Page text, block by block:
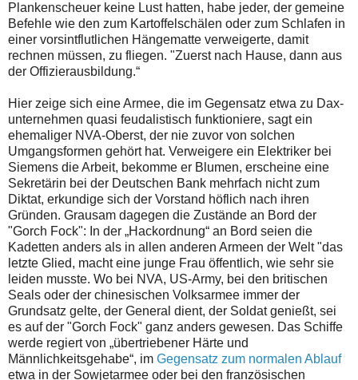
Plankenscheuer keine Lust hatten, habe jeder, der gemeine
Befehle wie den zum Kartoffelschälen oder zum Schlafen in
einer vorsintflutlichen Hängematte verweigerte, damit
rechnen müssen, zu fliegen. "Zuerst nach Hause, dann aus
der Offizierausbildung.“
Hier zeige sich eine Armee, die im Gegensatz etwa zu Dax-
unternehmen quasi feudalistisch funktioniere, sagt ein
ehemaliger NVA-Oberst, der nie zuvor von solchen
Umgangsformen gehört hat. Verweigere ein Elektriker bei
Siemens die Arbeit, bekomme er Blumen, erscheine eine
Sekretärin bei der Deutschen Bank mehrfach nicht zum
Diktat, erkundige sich der Vorstand höflich nach ihren
Gründen. Grausam dagegen die Zustände an Bord der
"Gorch Fock": In der „Hackordnung“ an Bord seien die
Kadetten anders als in allen anderen Armeen der Welt "das
letzte Glied, macht eine junge Frau öffentlich, wie sehr sie
leiden musste. Wo bei NVA, US-Army, bei den britischen
Seals oder der chinesischen Volksarmee immer der
Grundsatz gelte, der General dient, der Soldat genießt, sei
es auf der "Gorch Fock" ganz anders gewesen. Das Schiffe
werde regiert von „übertriebener Härte und
Männlichkeitsgehabe“, im Gegensatz zum normalen Ablauf
etwa in der Sowjetarmee oder bei den französischen